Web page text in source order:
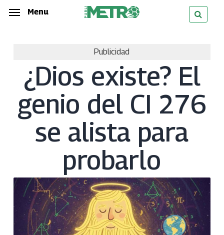
Skip
Menu
Publicidad
¿Dios existe? El
genio del CI 276
se alista para
probarlo
Menu